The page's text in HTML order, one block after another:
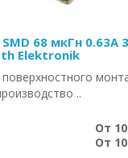
68 мкГн 0.63А
Elektronik
..
От
От